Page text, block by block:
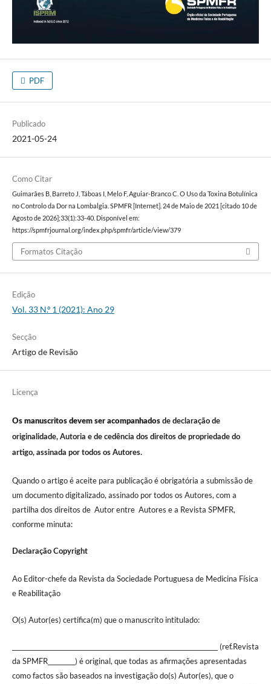
PDF
Publicado
2021-05-24
Como Citar
Guimarães B, Barreto J, Táboas I, Melo F, Aguiar-Branco C. O Uso da Toxina Botulínica
no Controlo da Dor na Lombalgia. SPMFR [Internet]. 24 de Maio de 2021 [citado 10 de
Agosto de 2026];33(1):33-40. Disponível em:
https://spmfrjournal.org/index.php/spmfr/article/view/379
Formatos Citação
Edição
Vol. 33 N.º 1 (2021): Ano 29
Secção
Artigo de Revisão
Licença
Os manuscritos devem ser acompanhadosde declaração de
originalidade, Autoria e de cedência dos direitos de propriedade do
artigo, assinada por todos os Autores.
Quando o artigo é aceite para publicação é obrigatória a submissão de
um documento digitalizado, assinado por todos os Autores, com a
partilha dos direitos de Autor entre Autores e a Revista SPMFR,
conforme minuta:
Declaração Copyright
Ao Editor-chefe da Revista da Sociedade Portuguesa de Medicina Física
e Reabilitação
O(s) Autor(es) certifica(m) que o manuscrito intitulado:
____________________________________________________________________ (ref.Revista
da SPMFR_________) é original, que todas as afirmações apresentadas
como factos são baseados na investigação do(s) Autor(es), que o